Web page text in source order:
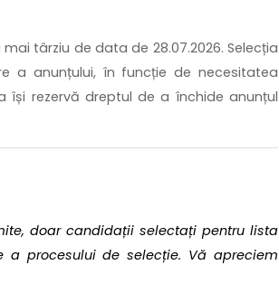
târziu de data de 28.07.2026. Selecția
a anunțului, în funcție de necesitatea
își rezervă dreptul de a închide anunțul
doar candidații selectați pentru lista
procesului de selecție. Vă apreciem